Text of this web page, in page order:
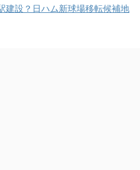
建設？日ハム新球場移転候補地